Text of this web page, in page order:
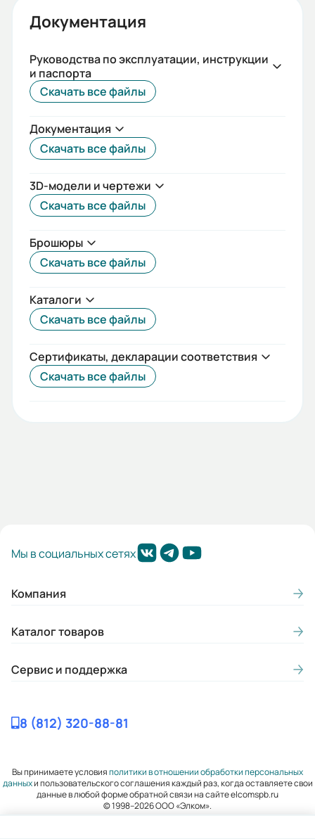
Документация
Руководства по эксплуатации, инструкции
и паспорта
Скачать все файлы
Документация
Скачать все файлы
3D-модели и чертежи
Скачать все файлы
Брошюры
Скачать все файлы
Каталоги
Скачать все файлы
Сертификаты, декларации соответствия
Скачать все файлы
Мы в социальных сетях
Компания
Каталог товаров
Сервис и поддержка
8 (812) 320-88-81
Вы принимаете условияполитики в отношении обработки персональных
данныхи пользовательского соглашения каждый раз, когда оставляете свои
данные в любой форме обратной связи на сайте elcomspb.ru
© 1998–2026 ООО «Элком».